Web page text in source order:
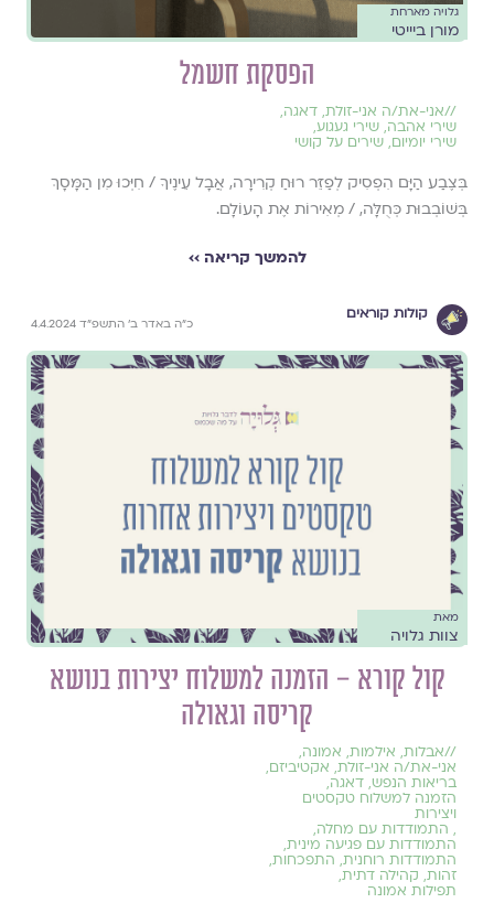
גלויה מארחת
מורן ביייטי
הפסקת חשמל
//אני-את/ה אני-זולת, דאגה,
שירי אהבה, שירי געגוע,
שירי יומיום, שירים על קושי
בְּצֶבַע הַיָּם הִפְסִיק לְפַזֵּר רוּחַ קְרִירָה, אֲבָל עֵינֶיךָ / חִיְּכוּ מִן הַמָּסָךְ
בְּשׁוֹבְבוּת כְּחֻלָּה, / מְאִירוֹת אֶת הָעוֹלָם.
להמשך קריאה ››
קולות קוראים
כ״ה באדר ב׳ התשפ״ד 4.4.2024
מאת
צוות גלויה
קול קורא – הזמנה למשלוח יצירות בנושא
קריסה וגאולה
//אבלות, אילמות, אמונה,
אני-את/ה אני-זולת, אקטיביזם,
בריאות הנפש, דאגה,
הזמנה למשלוח טקסטים
ויצירות
, התמודדות עם מחלה,
התמודדות עם פגיעה מינית,
התמודדות רוחנית, התפכחות,
זהות, קהילה דתית,
תפילות אמונה